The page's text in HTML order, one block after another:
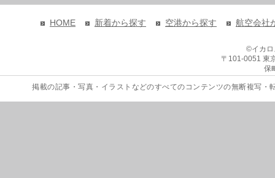
HOME 新着から探す 空港から探す 航空会社
©イカ
〒101-0051 東
保
掲載の記事・写真・イラストなどのすべてのコンテンツの無断複